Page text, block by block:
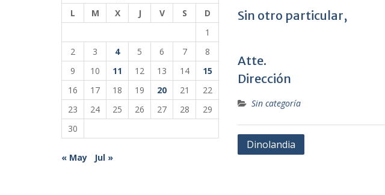
Sin otro particular,
Atte.
Dirección
Sin categoría
Navegación
Dinolandia
L
M X J V S
D
1
2
3 4 5 6 7
8
9
10 11 12 13 14
15
16
17 18 19 20 21
22
23
24 25 26 27 28
29
30
« May Jul »